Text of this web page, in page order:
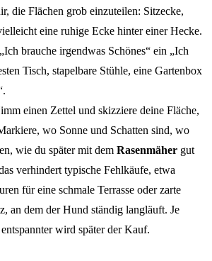
die Flächen grob einzuteilen: Sitzecke,
eine ruhige Ecke hinter einer Hecke.
brauche irgendwas Schönes“ ein „Ich
Tisch, stapelbare Stühle, eine Gartenbox
einen Zettel und skizziere deine Fläche,
wo Sonne und Schatten sind, wo
wie du später mit dem Rasenmäher gut
verhindert typische Fehlkäufe, etwa
für eine schmale Terrasse oder zarte
an dem der Hund ständig langläuft. Je
wird später der Kauf.